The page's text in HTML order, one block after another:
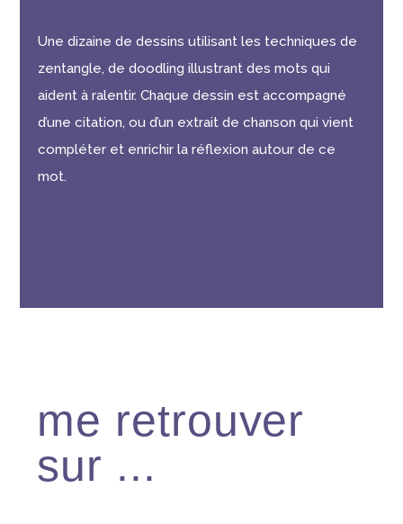
Une dizaine de dessins utilisant les techniques de
zentangle, de doodling illustrant des mots qui
aident à ralentir. Chaque dessin est accompagné
d’une citation, ou d’un extrait de chanson qui vient
compléter et enrichir la réflexion autour de ce
mot.
me retrouver
sur ...